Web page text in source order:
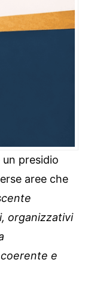
un presidio
aree che
organizzativi
coerente e